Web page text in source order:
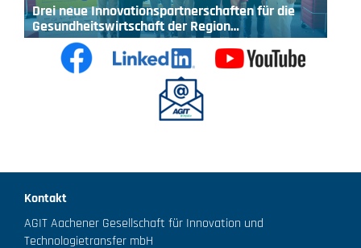
Drei neue Innovationspartnerschaften für die
Gesundheitswirtschaft der Region…
Kontakt
AGIT Aachener Gesellschaft für Innovation und
Technologietransfer mbH